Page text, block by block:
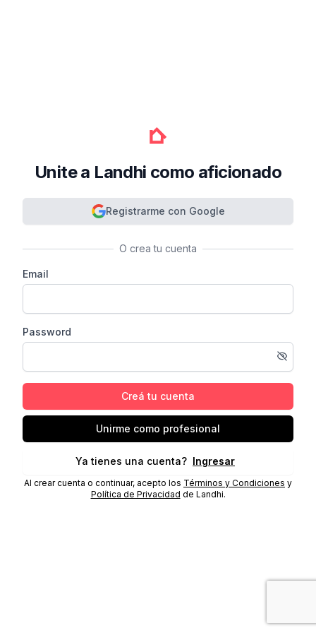
Unite a Landhi como aficionado
Registrarme con Google
O crea tu cuenta
Email
Password
Creá tu cuenta
Unirme como profesional
Ya tienes una cuenta? Ingresar
Al crear cuenta o continuar, acepto los Términos y Condiciones y
Política de Privacidad de Landhi.